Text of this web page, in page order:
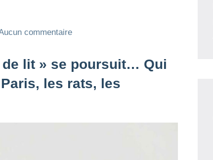
commentaire
lit » se poursuit… Qui
les rats, les